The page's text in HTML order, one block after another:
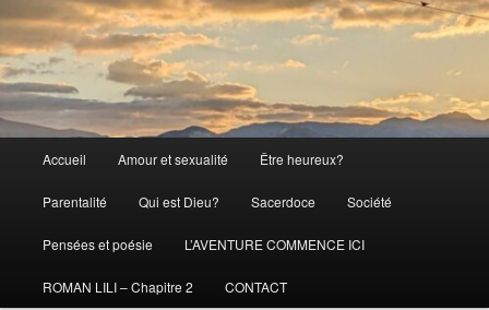
principal
Accueil Amour et sexualité Être heureux?
Parentalité Qui est Dieu? Sacerdoce Société
Pensées et poésie L’AVENTURE COMMENCE ICI
ROMAN LILI – Chapitre 2 CONTACT